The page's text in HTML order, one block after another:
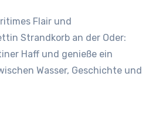
Strandkorb an der Oder:
Haff und genieße ein
Wasser, Geschichte und